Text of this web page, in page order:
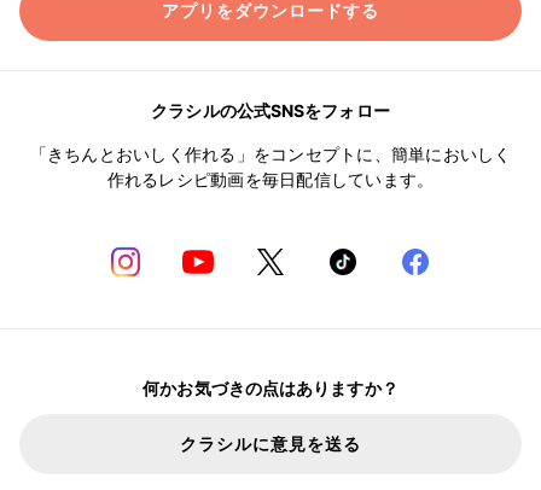
アプリをダウンロードする
クラシルの公式SNSをフォロー
「きちんとおいしく作れる」をコンセプトに、簡単においしく
作れるレシピ動画を毎日配信しています。
何かお気づきの点はありますか？
クラシルに意見を送る